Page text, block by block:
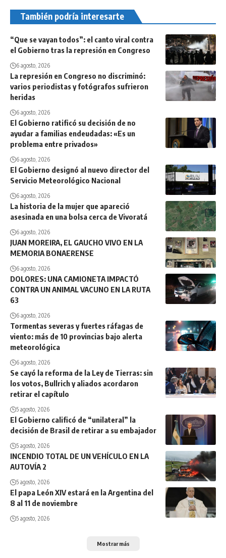
También podría interesarte
“Que se vayan todos”: el canto viral contra
el Gobierno tras la represión en Congreso
6 agosto, 2026
La represión en Congreso no discriminó:
varios periodistas y fotógrafos sufrieron
heridas
6 agosto, 2026
El Gobierno ratificó su decisión de no
ayudar a familias endeudadas: «Es un
problema entre privados»
6 agosto, 2026
El Gobierno designó al nuevo director del
Servicio Meteorológico Nacional
6 agosto, 2026
La historia de la mujer que apareció
asesinada en una bolsa cerca de Vivoratá
6 agosto, 2026
JUAN MOREIRA, EL GAUCHO VIVO EN LA
MEMORIA BONAERENSE
6 agosto, 2026
DOLORES: UNA CAMIONETA IMPACTÓ
CONTRA UN ANIMAL VACUNO EN LA RUTA
63
6 agosto, 2026
Tormentas severas y fuertes ráfagas de
viento: más de 10 provincias bajo alerta
meteorológica
6 agosto, 2026
Se cayó la reforma de la Ley de Tierras: sin
los votos, Bullrich y aliados acordaron
retirar el capítulo
5 agosto, 2026
El Gobierno calificó de “unilateral” la
decisión de Brasil de retirar a su embajador
5 agosto, 2026
INCENDIO TOTAL DE UN VEHÍCULO EN LA
AUTOVÍA 2
5 agosto, 2026
El papa León XIV estará en la Argentina del
8 al 11 de noviembre
5 agosto, 2026
Mostrar más